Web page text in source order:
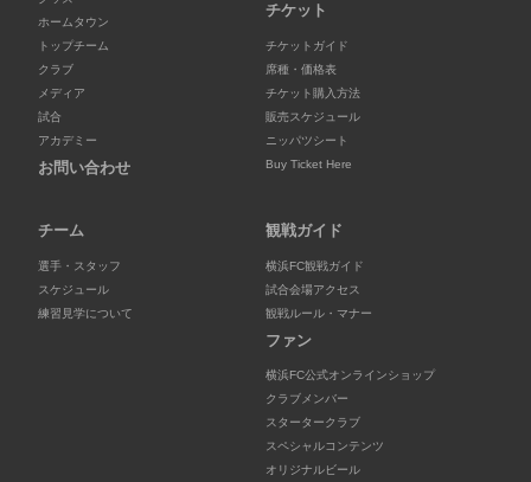
ホームタウン
トップチーム
クラブ
メディア
試合
アカデミー
お問い合わせ
チケット
チケットガイド
席種・価格表
チケット購入方法
販売スケジュール
ニッパツシート
Buy Ticket Here
チーム
選手・スタッフ
スケジュール
練習見学について
観戦ガイド
横浜FC観戦ガイド
試合会場アクセス
観戦ルール・マナー
ファン
横浜FC公式オンラインショップ
クラブメンバー
スタータークラブ
スペシャルコンテンツ
オリジナルビール